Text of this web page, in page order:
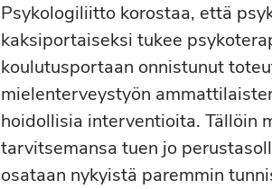
Psykologiliitto korostaa, että
kaksiportaiseksi tukee
koulutusportaan onnistunut
mielenterveystyön
hoidollisia interventioita. Tällöin
tarvitsemansa tuen jo
osataan nykyistä paremmin